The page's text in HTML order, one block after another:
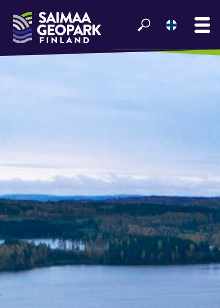
VIIHDY SAIMAALLA
GEOPARK INFO
YHTEISTYÖ­KUMPPANEILLE